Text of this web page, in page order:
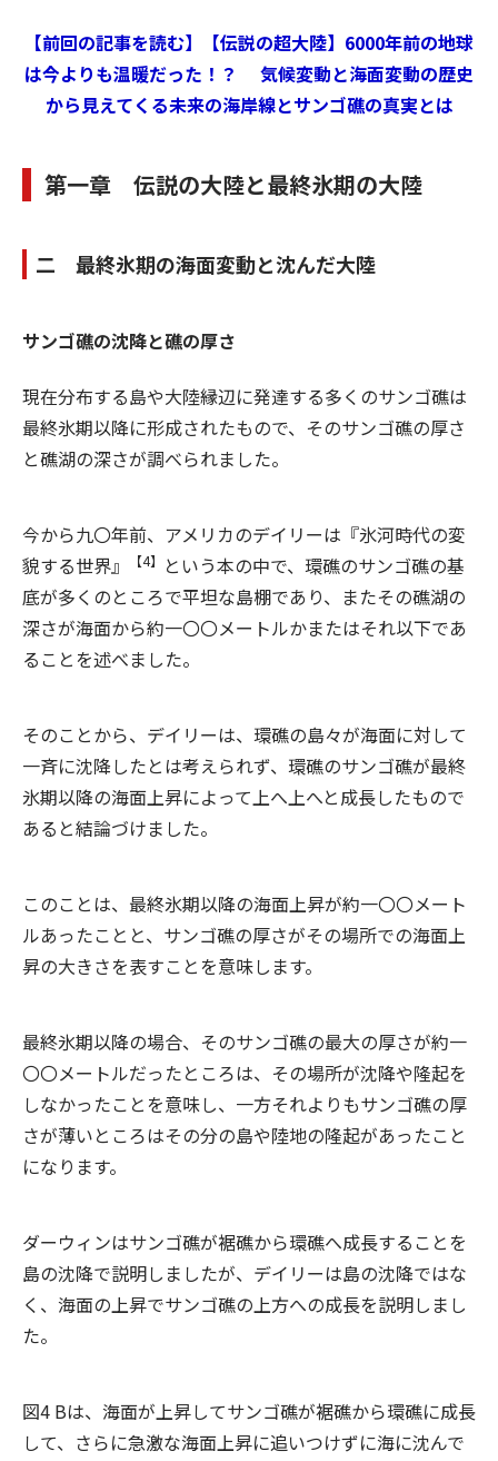
【前回の記事を読む】【伝説の超大陸】6000年前の地球
は今よりも温暖だった！？ 気候変動と海面変動の歴史
から見えてくる未来の海岸線とサンゴ礁の真実とは
第一章 伝説の大陸と最終氷期の大陸
二 最終氷期の海面変動と沈んだ大陸
サンゴ礁の沈降と礁の厚さ
現在分布する島や大陸縁辺に発達する多くのサンゴ礁は
最終氷期以降に形成されたもので、そのサンゴ礁の厚さ
と礁湖の深さが調べられました。
今から九〇年前、アメリカのデイリーは『氷河時代の変
貌する世界』
【4】
という本の中で、環礁のサンゴ礁の基
底が多くのところで平坦な島棚であり、またその礁湖の
深さが海面から約一〇〇メートルかまたはそれ以下であ
ることを述べました。
そのことから、デイリーは、環礁の島々が海面に対して
一斉に沈降したとは考えられず、環礁のサンゴ礁が最終
氷期以降の海面上昇によって上へ上へと成長したもので
あると結論づけました。
このことは、最終氷期以降の海面上昇が約一〇〇メート
ルあったことと、サンゴ礁の厚さがその場所での海面上
昇の大きさを表すことを意味します。
最終氷期以降の場合、そのサンゴ礁の最大の厚さが約一
〇〇メートルだったところは、その場所が沈降や隆起を
しなかったことを意味し、一方それよりもサンゴ礁の厚
さが薄いところはその分の島や陸地の隆起があったこと
になります。
ダーウィンはサンゴ礁が裾礁から環礁へ成長することを
島の沈降で説明しましたが、デイリーは島の沈降ではな
く、海面の上昇でサンゴ礁の上方への成長を説明しまし
た。
図4 Bは、海面が上昇してサンゴ礁が裾礁から環礁に成長
して、さらに急激な海面上昇に追いつけずに海に沈んで